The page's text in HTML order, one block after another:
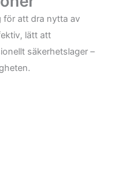
för att dra nytta av
lätt att
säkerhetslager –